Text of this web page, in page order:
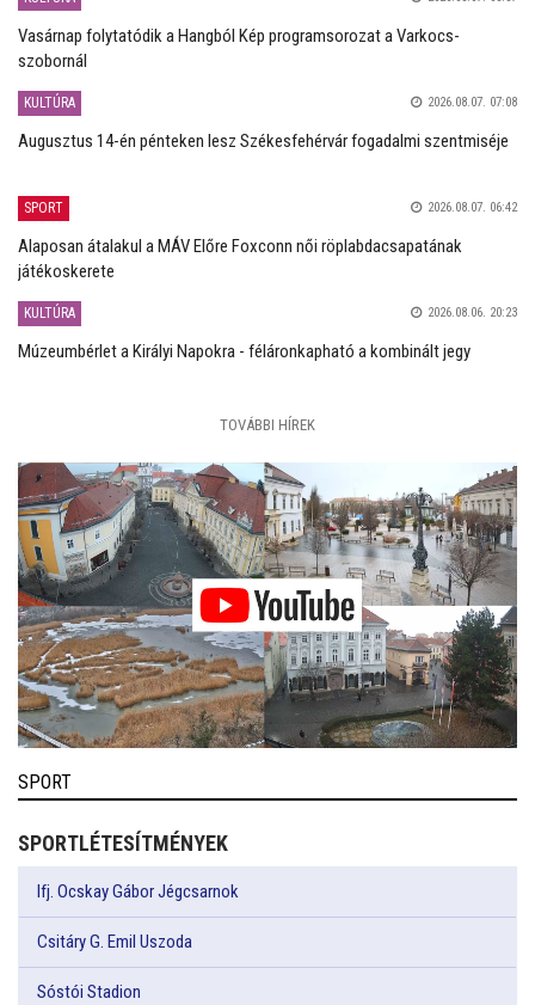
Vasárnap folytatódik a Hangból Kép programsorozat a Varkocs-
szobornál
KULTÚRA 2026.08.07. 07:08
Augusztus 14-én pénteken lesz Székesfehérvár fogadalmi szentmiséje
SPORT 2026.08.07. 06:42
Alaposan átalakul a MÁV Előre Foxconn női röplabdacsapatának
játékoskerete
KULTÚRA 2026.08.06. 20:23
Múzeumbérlet a Királyi Napokra - féláronkapható a kombinált jegy
TOVÁBBI HÍREK
SPORT
SPORTLÉTESÍTMÉNYEK
Ifj. Ocskay Gábor Jégcsarnok
Csitáry G. Emil Uszoda
Sóstói Stadion